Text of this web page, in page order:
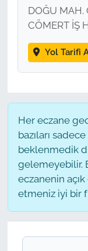
DOĞU MAH.
CÖMERT İŞ
Yol Tarifi
Her eczane
bazıları
beklenmedik
gelemeyebilir.
eczanenin
etmeniz iyi bir